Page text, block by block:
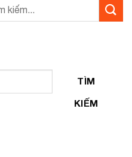
TÌM
KIẾM